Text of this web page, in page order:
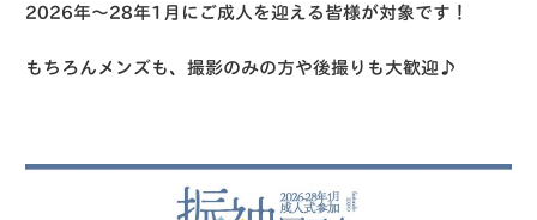
2026年〜28年1月にご成人を迎える皆様が対象です！
もちろんメンズも、撮影のみの方や後撮りも大歓迎♪